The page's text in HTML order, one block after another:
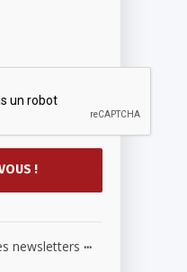
newsletters ...